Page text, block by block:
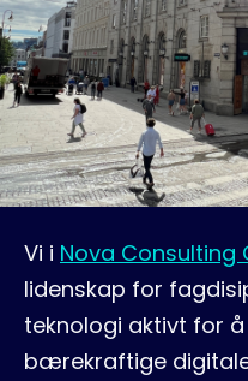
Vi i Nova Consulting
lidenskap for
teknologi aktivt for
bærekraftige